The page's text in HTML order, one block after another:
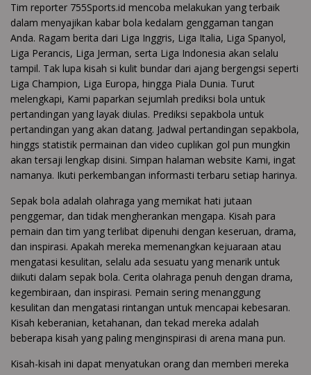
Tim reporter 755Sports.id mencoba melakukan yang terbaik
dalam menyajikan kabar bola kedalam genggaman tangan
Anda. Ragam berita dari Liga Inggris, Liga Italia, Liga Spanyol,
Liga Perancis, Liga Jerman, serta Liga Indonesia akan selalu
tampil. Tak lupa kisah si kulit bundar dari ajang bergengsi seperti
Liga Champion, Liga Europa, hingga Piala Dunia. Turut
melengkapi, Kami paparkan sejumlah prediksi bola untuk
pertandingan yang layak diulas. Prediksi sepakbola untuk
pertandingan yang akan datang. Jadwal pertandingan sepakbola,
hinggs statistik permainan dan video cuplikan gol pun mungkin
akan tersaji lengkap disini. Simpan halaman website Kami, ingat
namanya. Ikuti perkembangan informasti terbaru setiap harinya.
Sepak bola adalah olahraga yang memikat hati jutaan
penggemar, dan tidak mengherankan mengapa. Kisah para
pemain dan tim yang terlibat dipenuhi dengan keseruan, drama,
dan inspirasi. Apakah mereka memenangkan kejuaraan atau
mengatasi kesulitan, selalu ada sesuatu yang menarik untuk
diikuti dalam sepak bola. Cerita olahraga penuh dengan drama,
kegembiraan, dan inspirasi. Pemain sering menanggung
kesulitan dan mengatasi rintangan untuk mencapai kebesaran.
Kisah keberanian, ketahanan, dan tekad mereka adalah
beberapa kisah yang paling menginspirasi di arena mana pun.
Kisah-kisah ini dapat menyatukan orang dan memberi mereka